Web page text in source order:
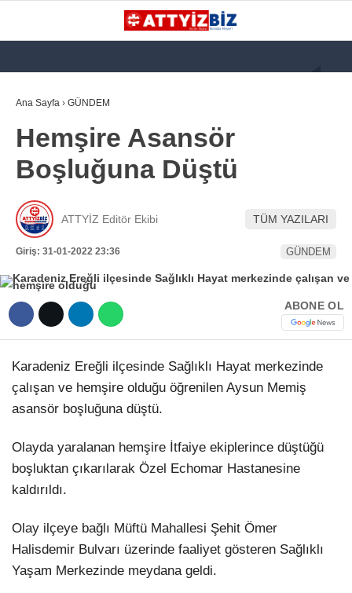
WhatsApp İhbar
Hattı
Facebook
Youtube
KATEGORİLER
GÜNDEM
KPSS
ATT
PARAMEDİK (AABT)
STK
TERCİH ROBOTU
Ana Sayfa › GÜNDEM
Hemşire Asansör
Boşluğuna Düştü
ATTYİZ Editör Ekibi TÜM YAZILARI
Giriş: 31-01-2022 23:36 GÜNDEM
ABONE OL
Karadeniz Ereğli ilçesinde Sağlıklı Hayat merkezinde
çalışan ve hemşire olduğu öğrenilen Aysun Memiş
asansör boşluğuna düştü.
Olayda yaralanan hemşire İtfaiye ekiplerince düştüğü
boşluktan çıkarılarak Özel Echomar Hastanesine
kaldırıldı.
Olay ilçeye bağlı Müftü Mahallesi Şehit Ömer
Halisdemir Bulvarı üzerinde faaliyet gösteren Sağlıklı
Yaşam Merkezinde meydana geldi.